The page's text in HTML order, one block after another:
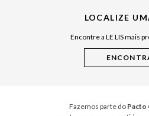
Cuidados Casa
LOCALIZE
Encontre a LE LIS mais
Fazemos parte do Pacto